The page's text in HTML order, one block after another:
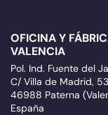
OFICINA Y
VALENCIA
Pol. Ind. Fuente del
C/ Villa de Madrid, 53
46988 Paterna
España